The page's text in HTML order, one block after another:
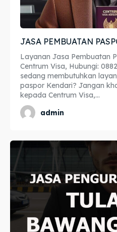
Penerjemah
Asuransi
Blog
Penerjemah
Asuransi
Blog
JASA PEMBUATAN
Layanan Jasa Pembuatan
Centrum Visa, Hubungi:
sedang membutuhkan
paspor Kendari? Jangan
kepada Centrum Visa,...
admin